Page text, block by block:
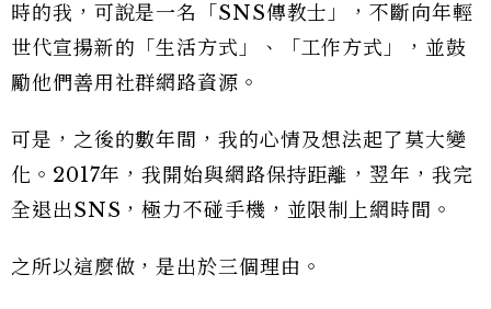
時的我，可說是一名「SNS傳教士」，不斷向年輕
世代宣揚新的「生活方式」、「工作方式」，並鼓
勵他們善用社群網路資源。
可是，之後的數年間，我的心情及想法起了莫大變
化。2017年，我開始與網路保持距離，翌年，我完
全退出SNS，極力不碰手機，並限制上網時間。
之所以這麼做，是出於三個理由。